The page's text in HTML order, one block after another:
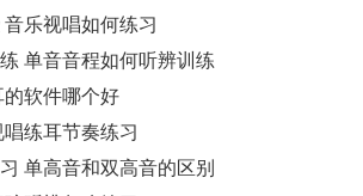
乐视唱如何练习
单音音程如何听辨训练
软件哪个好
练耳节奏练习
单高音和双高音的区别